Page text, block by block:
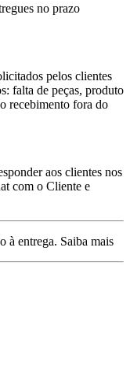
no prazo
pelos clientes
falta de peças, produto
recebimento fora do
aos clientes nos
com o Cliente e
à entrega. Saiba mais